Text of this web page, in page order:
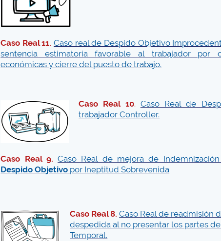
Caso Real 11. Caso real de Despido Objetivo
sentencia estimatoria favorable al trabajador por
económicas y cierre del puesto de trabajo.
Caso Real 10. Caso Real de
trabajador Controller.
Caso Real 9. Caso Real de mejora de
Despido Objetivo por Ineptitud Sobrevenida
Caso Real 8. Caso Real de readmisión
despedida al no presentar los partes
Temporal.